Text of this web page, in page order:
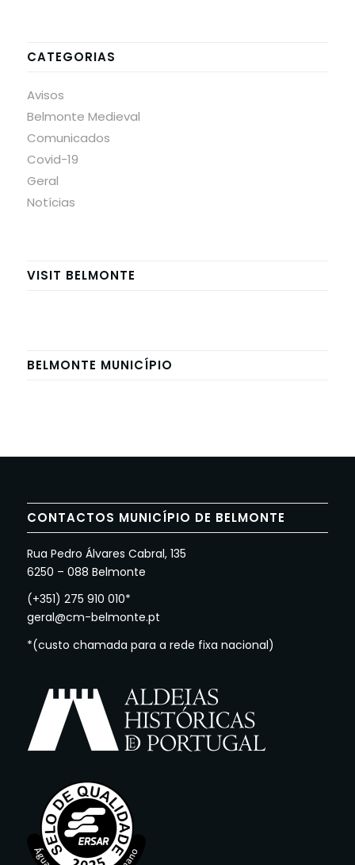
CATEGORIAS
Avisos
Belmonte Medieval
Comunicados
Covid-19
Geral
Notícias
VISIT BELMONTE
BELMONTE MUNICÍPIO
CONTACTOS MUNICÍPIO DE BELMONTE
Rua Pedro Álvares Cabral, 135
6250 – 088 Belmonte
(+351) 275 910 010*
geral@cm-belmonte.pt
*(custo chamada para a rede fixa nacional)